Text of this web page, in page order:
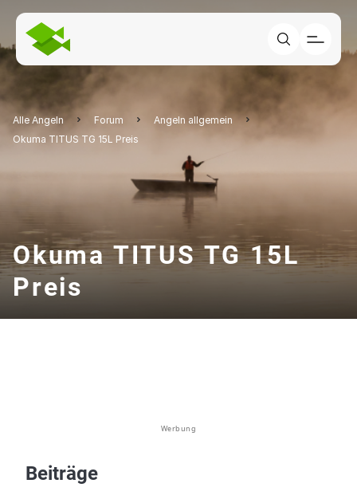
Alle Angeln Forum
Angeln allgemein
Okuma TITUS TG 15L Preis
Okuma TITUS TG 15L
Preis
Werbung
Beiträge